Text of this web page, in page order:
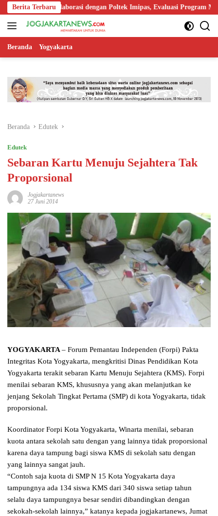
Langsung
ke
konten
Berita Terbaru
Kolaborasi dengan Poltek Imipas, Evaluasi Program Magang
Beranda Yogyakarta
Beranda Edutek
Edutek
Sebaran Kartu Menuju Sejahtera Tak
Proporsional
Jogjakartanews
27 Juni 2014
YOGYAKARTA – Forum Pemantau Independen (Forpi) Pakta
Integritas Kota Yogyakarta, mengkritisi Dinas Pendidikan Kota
Yogyakarta terakit sebaran Kartu Menuju Sejahtera (KMS). Forpi
menilai sebaran KMS, khususnya yang akan melanjutkan ke
jenjang Sekolah Tingkat Pertama (SMP) di kota Yogyakarta, tidak
proporsional.
Koordinator Forpi Kota Yogyakarta, Winarta menilai, sebaran
kuota antara sekolah satu dengan yang lainnya tidak proporsional
karena daya tampung bagi siswa KMS di sekolah satu dengan
yang lainnya sangat jauh.
“Contoh saja kuota di SMP N 15 Kota Yogyakarta daya
tampungnya ada 134 siswa KMS dari 340 siswa setiap tahun
selalu daya tampungnya besar sendiri dibandingkan dengan
sekokah-sekolah lainnya,” katanya kepada jogjakartanews, Jumat